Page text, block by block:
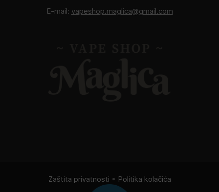
E-mail: vapeshop.maglica@gmail.com
Zaštita privatnosti • Politika kolačića